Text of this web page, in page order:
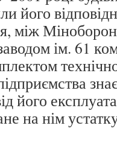
його
між
ім. 61
його
на нім